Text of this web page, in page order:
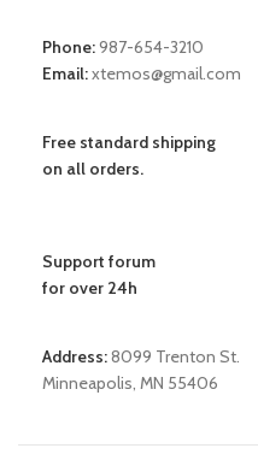
Phone:987-654-3210
Email:xtemos@gmail.com
Free standard shipping
on all orders.
Support forum
for over 24h
Address:8099 Trenton St.
Minneapolis, MN 55406